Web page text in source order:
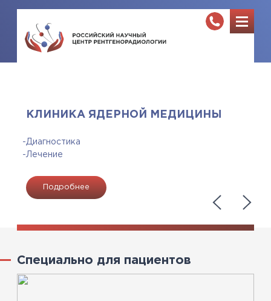
КЛИНИКА ЯДЕРНОЙ МЕДИЦИНЫ
Диагностика
Лечение
Подробнее
Специально для пациентов